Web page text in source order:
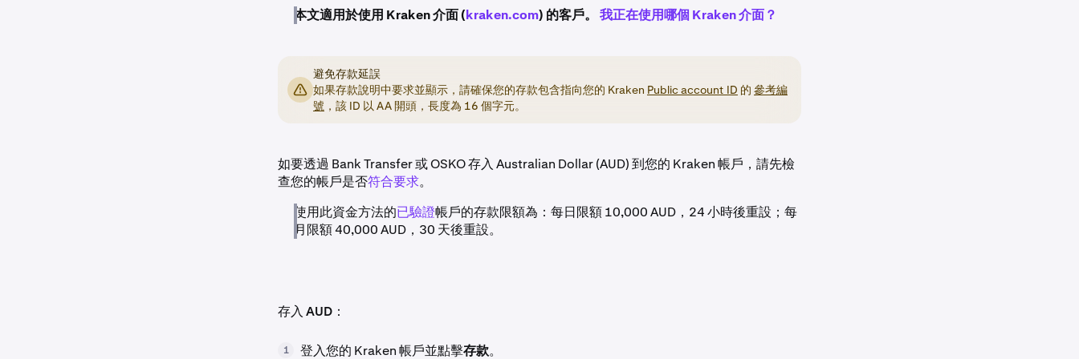
本文適用於使用 Kraken 介面 (kraken.com) 的客戶。 我正在使用哪個 Kraken 介面？
避免存款延誤
如果存款說明中要求並顯示，請確保您的存款包含指向您的 Kraken Public account ID 的 參考編
號 ，該 ID 以 AA 開頭，長度為 16 個字元。
如要透過 Bank Transfer 或 OSKO 存入 Australian Dollar (AUD) 到您的 Kraken 帳戶，請先檢
查您的帳戶是否符合要求。
使用此資金方法的已驗證帳戶的存款限額為：每日限額 10,000 AUD，24 小時後重設；每
月限額 40,000 AUD，30 天後重設。
存入 AUD：
1 登入您的 Kraken 帳戶並點擊存款。